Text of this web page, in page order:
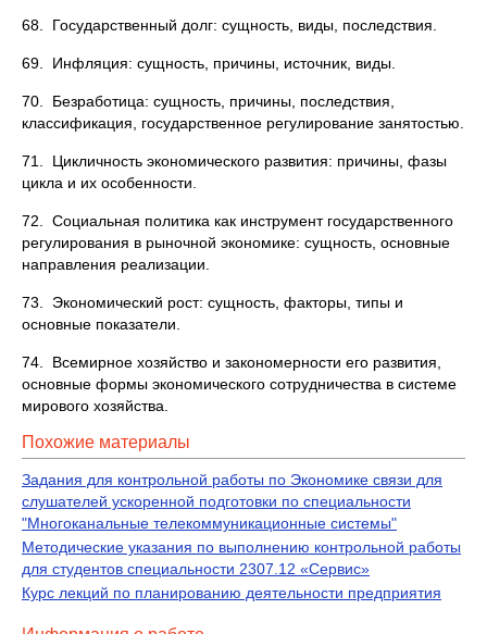
68. Государственный долг: сущность, виды, последствия.
69. Инфляция: сущность, причины, источник, виды.
70. Безработица: сущность, причины, последствия,
классификация, государственное регулирование занятостью.
71. Цикличность экономического развития: причины, фазы
цикла и их особенности.
72. Социальная политика как инструмент государственного
регулирования в рыночной экономике: сущность, основные
направления реализации.
73. Экономический рост: сущность, факторы, типы и
основные показатели.
74. Всемирное хозяйство и закономерности его развития,
основные формы экономического сотрудничества в системе
мирового хозяйства.
Похожие материалы
Задания для контрольной работы по Экономике связи для
слушателей ускоренной подготовки по специальности
"Многоканальные телекоммуникационные системы"
Методические указания по выполнению контрольной работы
для студентов специальности 2307.12 «Сервис»
Курс лекций по планированию деятельности предприятия